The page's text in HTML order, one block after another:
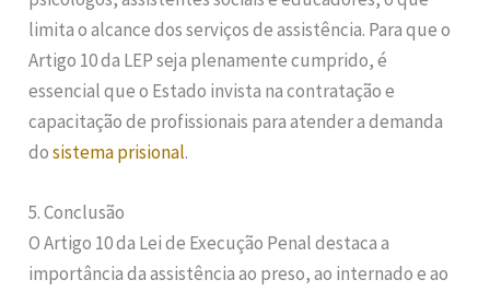
limita o alcance dos serviços de assistência. Para que o
Artigo 10 da LEP seja plenamente cumprido, é
essencial que o Estado invista na contratação e
capacitação de profissionais para atender a demanda
dosistema prisional.
5. Conclusão
O Artigo 10 da Lei de Execução Penal destaca a
importância da assistência ao preso, ao internado e ao